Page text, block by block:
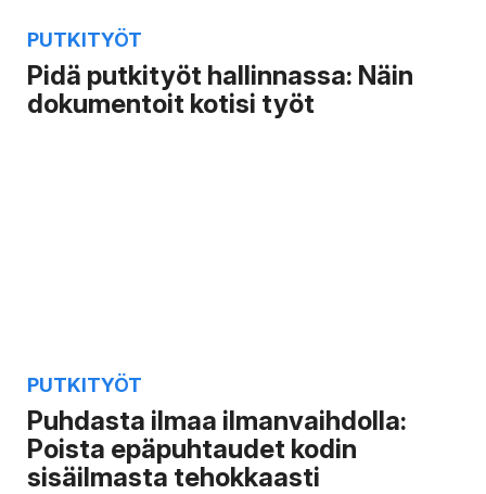
Pidä putkityöt hallinnassa: Näin
dokumentoit kotisi työt
PUTKITYÖT
Puhdasta ilmaa ilmanvaihdolla:
Poista epäpuhtaudet kodin
sisäilmasta tehokkaasti
PUTKITYÖT